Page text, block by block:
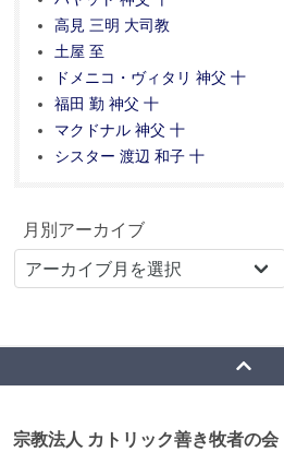
高見 三明 大司教
土屋 至
ドメニコ・ヴィタリ 神父 十
福田 勤 神父 十
マクドナル 神父 十
シスター 渡辺 和子 十
月別アーカイブ
宗教法人 カトリック善き牧者の会